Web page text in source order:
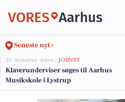
VORES Aarhus
Seneste nyt ›
30 minutter siden | JOBNYT
Klaverunderviser søges til Aarhus
Musikskole i Lystrup